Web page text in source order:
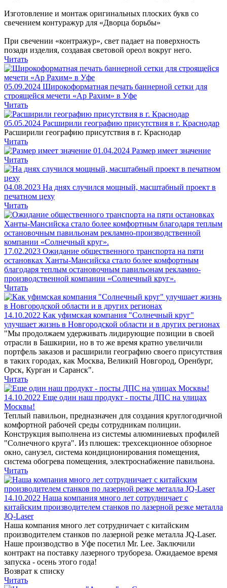
Изготовление и монтаж оригинальных плоских букв со
свечением контуражур для «Дворца борьбы»
При свечении «контражур», свет падает на поверхность
позади изделия, создавая световой ореол вокруг него.
Читать
05.09.2024 Широкоформатная печать баннерной сетки для
строящейся мечети «Ар Рахим» в Уфе
Читать
05.05.2024 Расширили географию присутствия в г. Краснодар
Расширили географию присутствия в г. Краснодар
Читать
01.04.2024 Размер имеет значение
Читать
04.08.2023 На днях случился мощный, масштабный проект в
печатном цеху
Читать
17.02.2023 Ожидание общественного транспорта на пяти
остановках Ханты-Мансийска стало более комфортным
благодаря теплым остановочным павильонам рекламно-
производственной компании «Солнечный круг».
Читать
14.10.2022 Как уфимская компания "Солнечный круг"
улучшает жизнь в Новгородской области и в других регионах
"Мы продолжаем удерживать лидирующие позиции в своей
отрасли в Башкирии, но в то же время кратно увеличили
портфель заказов и расширили географию своего присутствия
в таких городах, как Москва, Великий Новгород, Оренбург,
Орск, Курган и Саранск".
Читать
14.10.2022 Еще один наш продукт - посты ДПС на улицах
Москвы!
Теплый павильон, предназначен для создания круглогодичной
комфортной рабочей среды сотрудникам полиции.
Конструкция выполнена из системы алюминиевых профилей
"Солнечного круга". Из плюшек: трехсекционное обзорное
окно, санузел, система кондиционирования помещения,
система обогрева помещения, электроснабжение павильона.
Читать
14.10.2022 Наша компания много лет сотрудничает с
китайским производителем станков по лазерной резке металла
JQ-Laser
Наша компания много лет сотрудничает с китайским
производителем станков по лазерной резке металла JQ-Laser.
Наше производство в Уфе посетил Mr. Lee. Заключили
контракт на поставку лазерного трубореза. Ожидаемое время
запуска - осень этого года!
Возврат к списку
Читать